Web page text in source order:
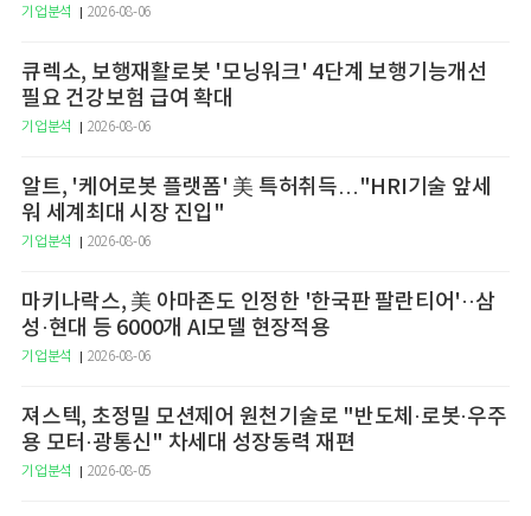
기업분석 2026-08-06
큐렉소, 보행재활로봇 '모닝워크' 4단계 보행기능개선
필요 건강보험 급여 확대
기업분석 2026-08-06
알트, '케어로봇 플랫폼' 美 특허취득…"HRI기술 앞세
워 세계최대 시장 진입"
기업분석 2026-08-06
마키나락스, 美 아마존도 인정한 '한국판 팔란티어'··삼
성·현대 등 6000개 AI모델 현장적용
기업분석 2026-08-06
져스텍, 초정밀 모션제어 원천기술로 "반도체·로봇·우주
용 모터·광통신" 차세대 성장동력 재편
기업분석 2026-08-05